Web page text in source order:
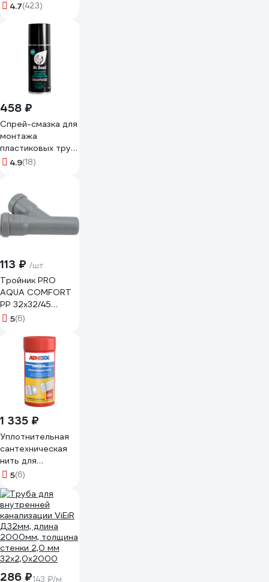
г 2301
4.7(423)
458 ₽
Спрей-смазка для
монтажа
пластиковых труб
ПВХ Mr.Bond 907
4.9(18)
113 ₽ /шт
Тройник PRO
AQUA COMFORT
PP 32x32/45
203245
5(6)
1 335 ₽
Уплотнительная
сантехническая
нить для
герметизации
соединений
ADHESOL uniseal
150 м, лента от
протечек НП1004
5(6)
286 ₽143 ₽/м